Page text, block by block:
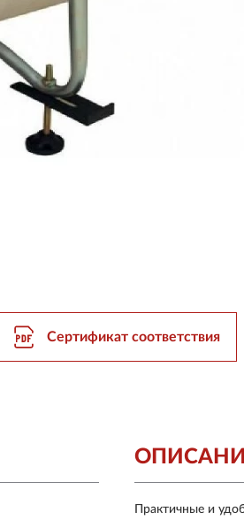
Сертификат соответствия
Практичные и